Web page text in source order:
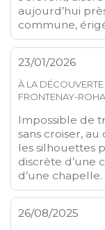
aujourd’hui
commune,
23/01/2026
À LA
FRONTENAY-
Impossible de
sans croiser,
les silhouettes
discrète d’une
d’une chapelle.
26/08/2025